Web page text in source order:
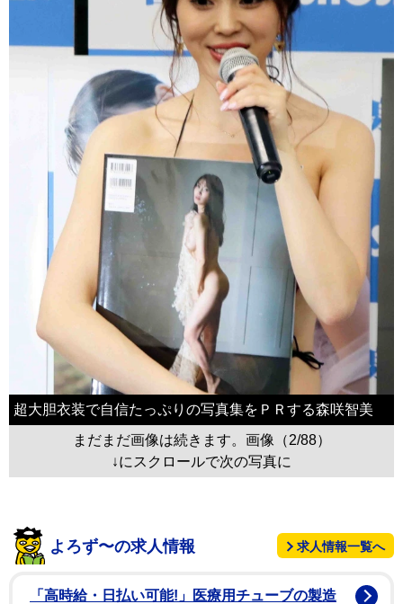
超大胆衣装で自信たっぷりの写真集をＰＲする森咲智美
まだまだ画像は続きます。画像（2/88）
↓にスクロールで次の写真に
よろず〜の求人情報 求人情報一覧へ
「高時給・日払い可能!」医療用チューブの製造